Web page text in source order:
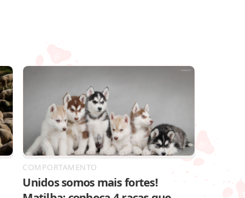
COMPORTAMENTO
Unidos somos mais fortes!